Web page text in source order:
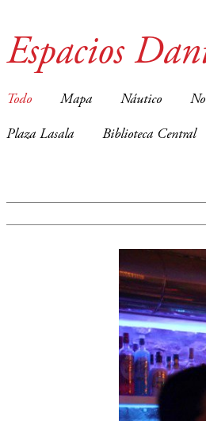
Espacios
Todo Mapa Náutico
Plaza Lasala Biblioteca Central